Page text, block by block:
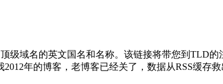
级域名的英文国名和名称。该链接将带您到TLD
年的博客，老博客已经关了，数据从RSS缓存